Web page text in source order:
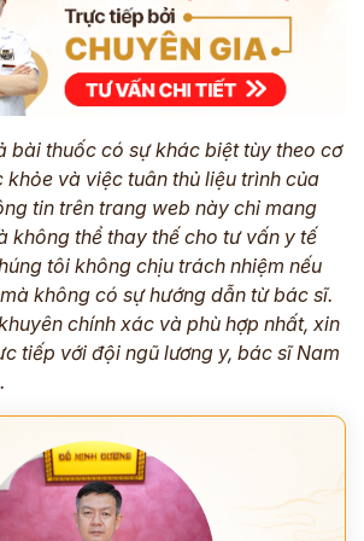
bài thuốc có sự khác biệt tùy theo cơ
và việc tuân thủ liệu trình của
tin trên trang web này chỉ mang
không thể thay thế cho tư vấn y tế
tôi không chịu trách nhiệm nếu
không có sự hướng dẫn từ bác sĩ.
chính xác và phù hợp nhất, xin
tiếp với đội ngũ lương y, bác sĩ Nam